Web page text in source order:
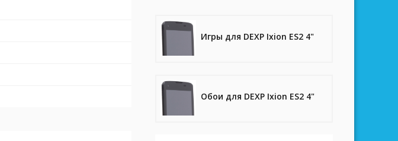
Игры для DEXP Ixion ES2 4"
Обои для DEXP Ixion ES2 4"